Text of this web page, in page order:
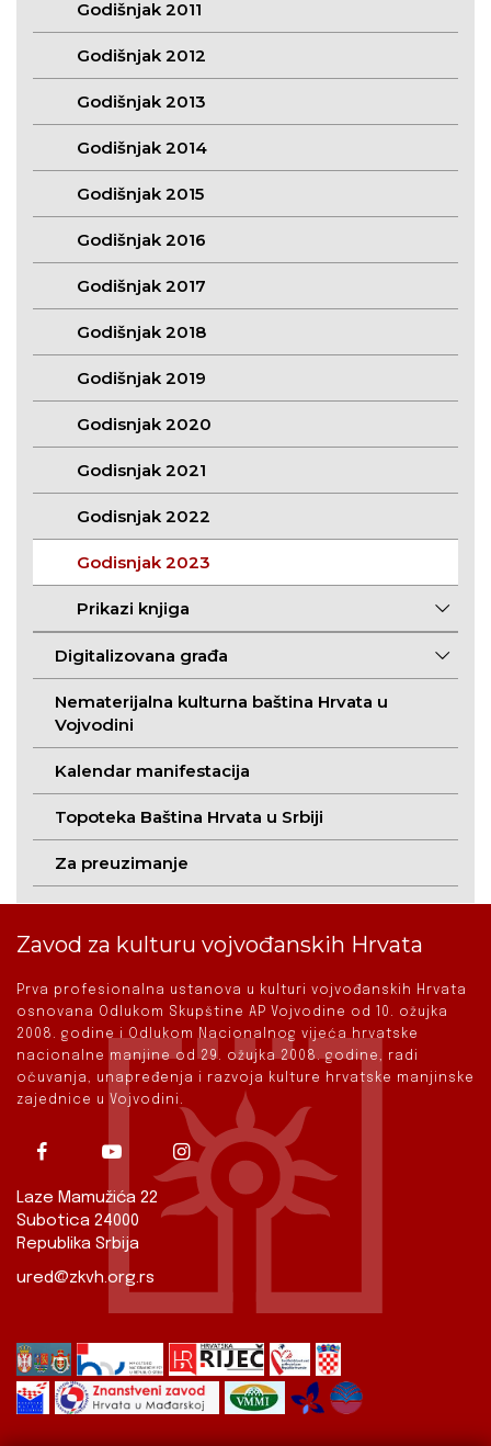
Godišnjak 2011
Godišnjak 2012
Godišnjak 2013
Godišnjak 2014
Godišnjak 2015
Godišnjak 2016
Godišnjak 2017
Godišnjak 2018
Godišnjak 2019
Godisnjak 2020
Godisnjak 2021
Godisnjak 2022
Godisnjak 2023
Prikazi knjiga
Digitalizovana građa
Nematerijalna kulturna baština Hrvata u
Vojvodini
Kalendar manifestacija
Topoteka Baština Hrvata u Srbiji
Za preuzimanje
Zavod za kulturu vojvođanskih Hrvata
Prva profesionalna ustanova u kulturi vojvođanskih Hrvata
osnovana Odlukom Skupštine AP Vojvodine od 10. ožujka
2008. godine i Odlukom Nacionalnog vijeća hrvatske
nacionalne manjine od 29. ožujka 2008. godine, radi
očuvanja, unapređenja i razvoja kulture hrvatske manjinske
zajednice u Vojvodini.
Laze Mamužića 22
Subotica 24000
Republika Srbija
ured@zkvh.org.rs